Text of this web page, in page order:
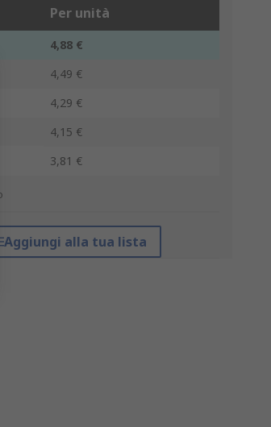
Per unità
4,88 €
4,49 €
4,29 €
4,15 €
3,81 €
Aggiungi alla tua lista